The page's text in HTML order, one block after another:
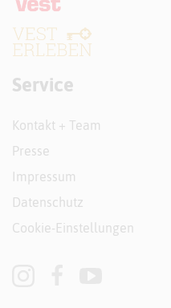
Service
Kontakt + Team
Presse
Impressum
Datenschutz
Cookie-Einstellungen